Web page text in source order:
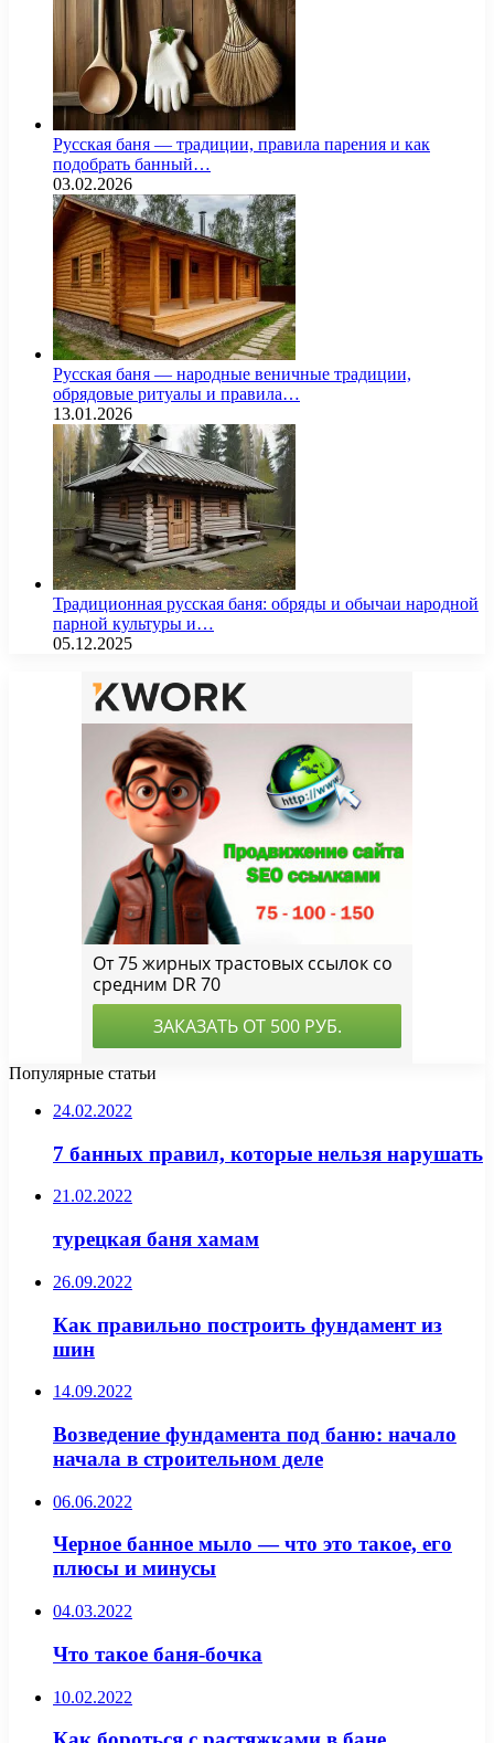
Русская баня — традиции, правила парения и как
подобрать банный…
03.02.2026
Русская баня — народные веничные традиции,
обрядовые ритуалы и правила…
13.01.2026
Традиционная русская баня: обряды и обычаи народной
парной культуры и…
05.12.2025
Популярные статьи
24.02.2022
7 банных правил, которые нельзя нарушать
21.02.2022
турецкая баня хамам
26.09.2022
Как правильно построить фундамент из
шин
14.09.2022
Возведение фундамента под баню: начало
начала в строительном деле
06.06.2022
Черное банное мыло — что это такое, его
плюсы и минусы
04.03.2022
Что такое баня-бочка
10.02.2022